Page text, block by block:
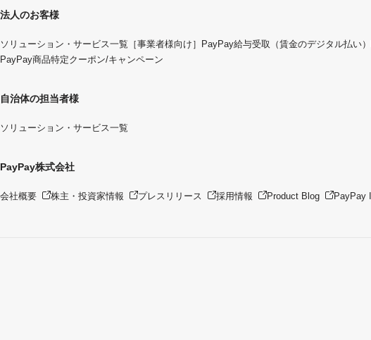
法人のお客様
ソリューション・サービス一覧 ［事業者様向け］PayPay給与受取（賃金のデジタル払い）
PayPay商品特定クーポン/キャンペーン
自治体の担当者様
ソリューション・サービス一覧
PayPay株式会社
会社概要 株主・投資家情報 プレスリリース 採用情報 Product Blog PayPay